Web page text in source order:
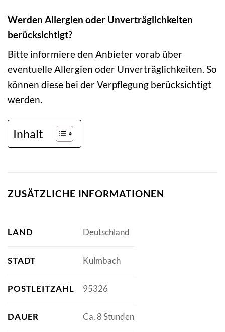
Werden Allergien oder Unverträglichkeiten
berücksichtigt?
Bitte informiere den Anbieter vorab über
eventuelle Allergien oder Unverträglichkeiten. So
können diese bei der Verpflegung berücksichtigt
werden.
Inhalt
ZUSÄTZLICHE INFORMATIONEN
LAND Deutschland
STADT Kulmbach
POSTLEITZAHL 95326
DAUER Ca. 8 Stunden